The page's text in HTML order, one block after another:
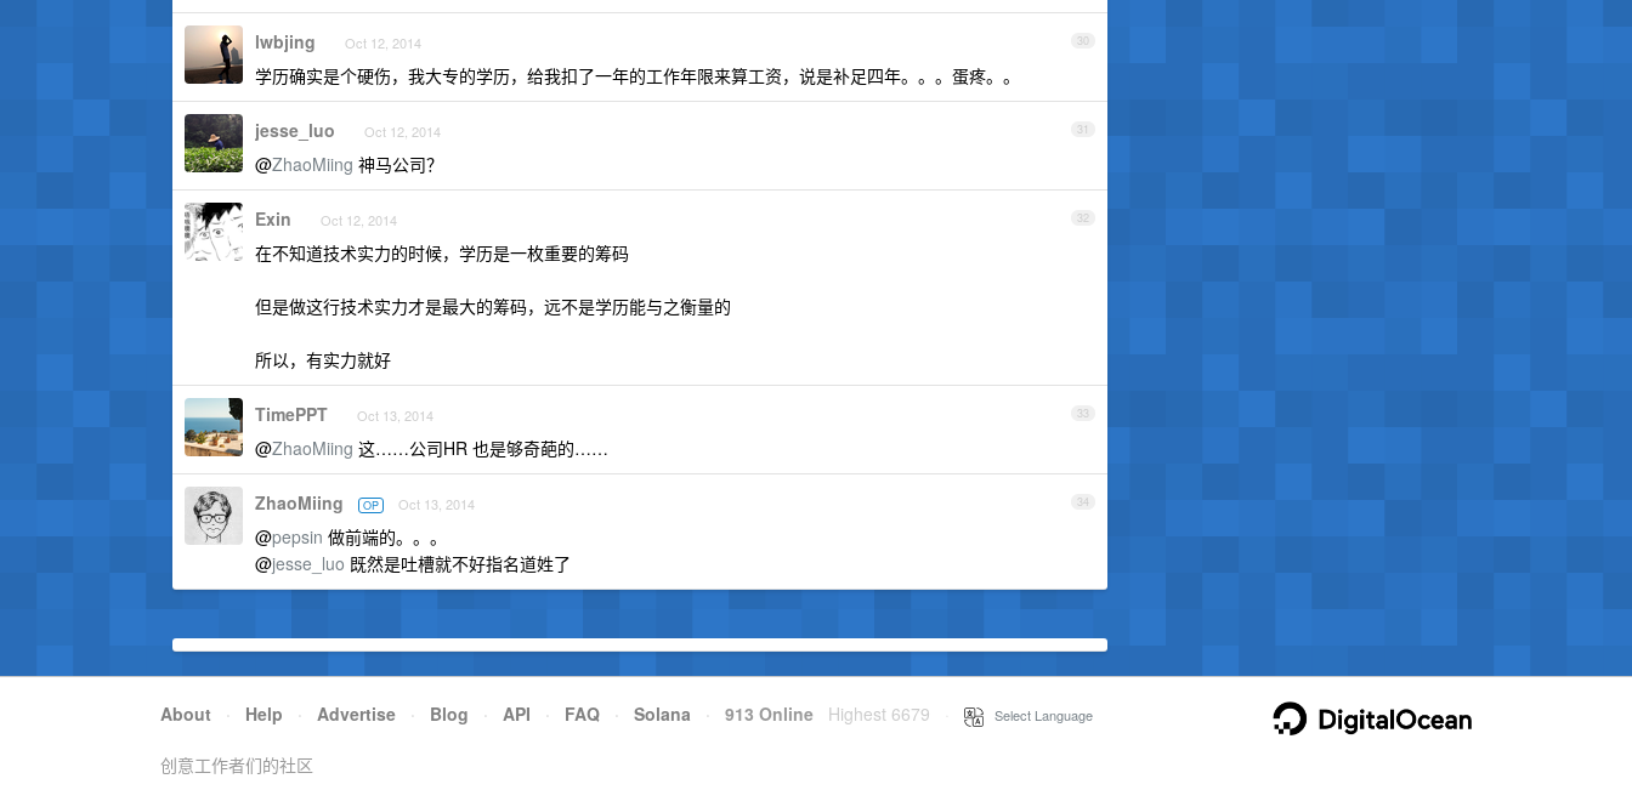
30
lwbjing Oct 12, 2014
学历确实是个硬伤，我大专的学历，给我扣了一年的工作年限来算工资，说是补足四年。。。蛋疼。。
31
jesse_luo Oct 12, 2014
@ZhaoMiing 神马公司？
32
Exin Oct 12, 2014
在不知道技术实力的时候，学历是一枚重要的筹码
但是做这行技术实力才是最大的筹码，远不是学历能与之衡量的
所以，有实力就好
33
TimePPT Oct 13, 2014
@ZhaoMiing 这……公司HR 也是够奇葩的……
34
ZhaoMiing OP Oct 13, 2014
@pepsin 做前端的。。。
@jesse_luo 既然是吐槽就不好指名道姓了
About · Help · Advertise · Blog · API · FAQ · Solana · 913 Online Highest 6679 Select Language
创意工作者们的社区